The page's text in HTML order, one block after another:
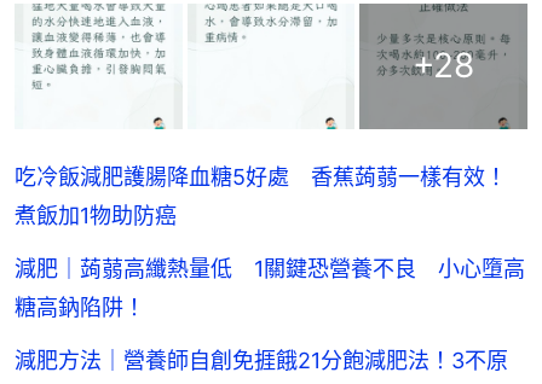
+28
吃冷飯減肥護腸降血糖5好處 香蕉蒟蒻一樣有效！
煮飯加1物助防癌
減肥｜蒟蒻高纖熱量低 1關鍵恐營養不良 小心墮高
糖高鈉陷阱！
減肥方法｜營養師自創免捱餓21分飽減肥法！3不原